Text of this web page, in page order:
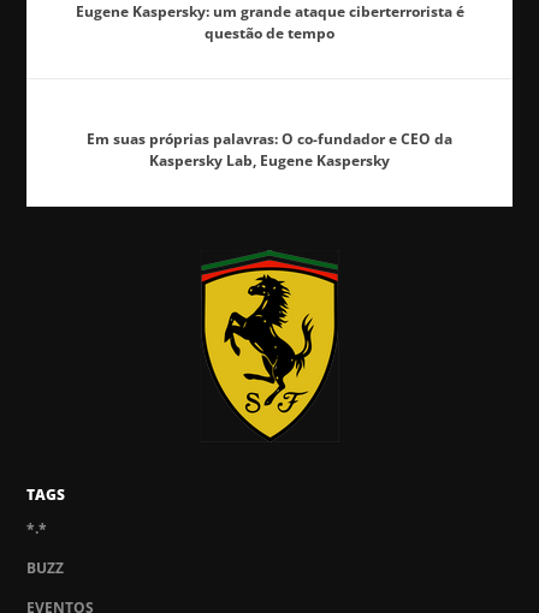
Eugene Kaspersky: um grande ataque ciberterrorista é
questão de tempo
Em suas próprias palavras: O co-fundador e CEO da
Kaspersky Lab, Eugene Kaspersky
TAGS
*.*
BUZZ
EVENTOS